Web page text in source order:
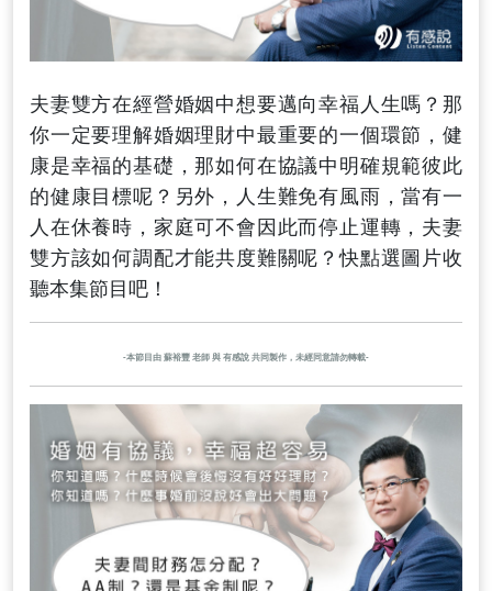
夫妻雙方在經營婚姻中想要邁向幸福人生嗎？那
你一定要理解婚姻理財中最重要的一個環節，健
康是幸福的基礎，那如何在協議中明確規範彼此
的健康目標呢？另外，人生難免有風雨，當有一
人在休養時，家庭可不會因此而停止運轉，夫妻
雙方該如何調配才能共度難關呢？快點選圖片收
聽本集節目吧！
-本節目由 蘇裕豐 老師 與 有感說 共同製作，未經同意請勿轉載-